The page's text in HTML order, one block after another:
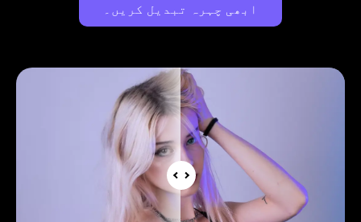
ابھی چہرہ تبدیل کریں۔